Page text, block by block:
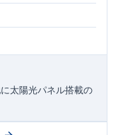
太陽光パネル搭載の